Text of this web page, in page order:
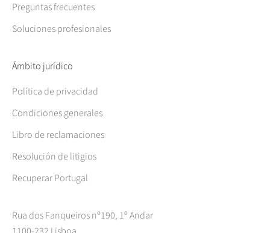
Preguntas frecuentes
Soluciones profesionales
Ámbito jurídico
Política de privacidad
Condiciones generales
Libro de reclamaciones
Resolución de litigios
Recuperar Portugal
Rua dos Fanqueiros nº190, 1º Andar